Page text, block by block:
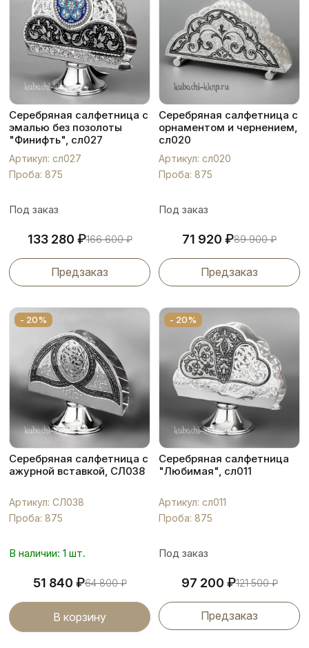
Серебряная салфетница с
эмалью без позолоты
"Финифть", сл027
Артикул: сл027
Проба: 875
Под заказ
133 280 ₽166 600₽
Предзаказ
Серебряная салфетница с
орнаментом и чернением,
сл020
Артикул: сл020
Проба: 875
Под заказ
71 920 ₽89 900₽
Предзаказ
- 20%
Серебряная салфетница с
ажурной вставкой, СЛ038
Артикул: СЛ038
Проба: 875
В наличии: 1 шт.
51 840 ₽64 800₽
В корзину
- 20%
Серебряная салфетница
"Любимая", сл011
Артикул: сл011
Проба: 875
Под заказ
97 200 ₽121 500₽
Предзаказ